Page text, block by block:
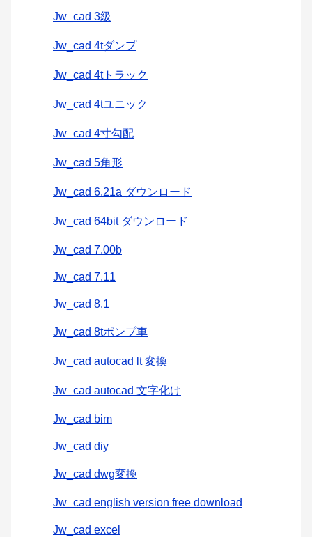
Jw_cad 3級
Jw_cad 4tダンプ
Jw_cad 4tトラック
Jw_cad 4tユニック
Jw_cad 4寸勾配
Jw_cad 5角形
Jw_cad 6.21a ダウンロード
Jw_cad 64bit ダウンロード
Jw_cad 7.00b
Jw_cad 7.11
Jw_cad 8.1
Jw_cad 8tポンプ車
Jw_cad autocad lt 変換
Jw_cad autocad 文字化け
Jw_cad bim
Jw_cad diy
Jw_cad dwg変換
Jw_cad english version free download
Jw_cad excel